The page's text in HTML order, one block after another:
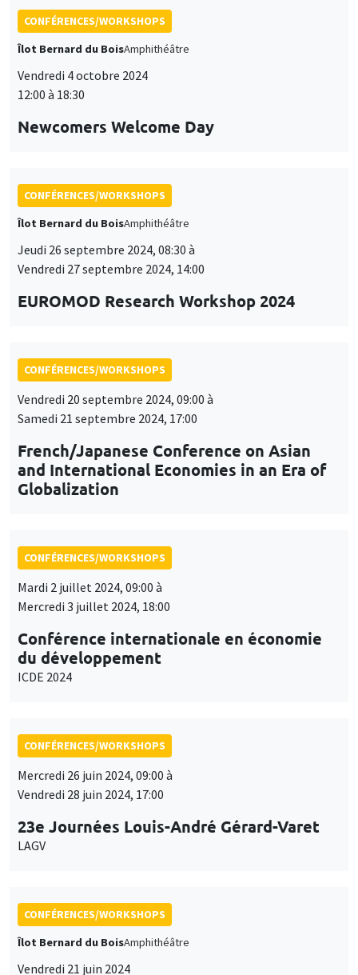
CONFÉRENCES/WORKSHOPS
Îlot Bernard du BoisAmphithéâtre
Vendredi 4 octobre 2024
12:00 à 18:30
Newcomers Welcome Day
CONFÉRENCES/WORKSHOPS
Îlot Bernard du BoisAmphithéâtre
Jeudi 26 septembre 2024, 08:30 à
Vendredi 27 septembre 2024, 14:00
EUROMOD Research Workshop 2024
CONFÉRENCES/WORKSHOPS
Vendredi 20 septembre 2024, 09:00 à
Samedi 21 septembre 2024, 17:00
French/Japanese Conference on Asian
and International Economies in an Era of
Globalization
CONFÉRENCES/WORKSHOPS
Mardi 2 juillet 2024, 09:00 à
Mercredi 3 juillet 2024, 18:00
Conférence internationale en économie
du développement
ICDE 2024
CONFÉRENCES/WORKSHOPS
Mercredi 26 juin 2024, 09:00 à
Vendredi 28 juin 2024, 17:00
23e Journées Louis-André Gérard-Varet
LAGV
CONFÉRENCES/WORKSHOPS
Îlot Bernard du BoisAmphithéâtre
Vendredi 21 juin 2024